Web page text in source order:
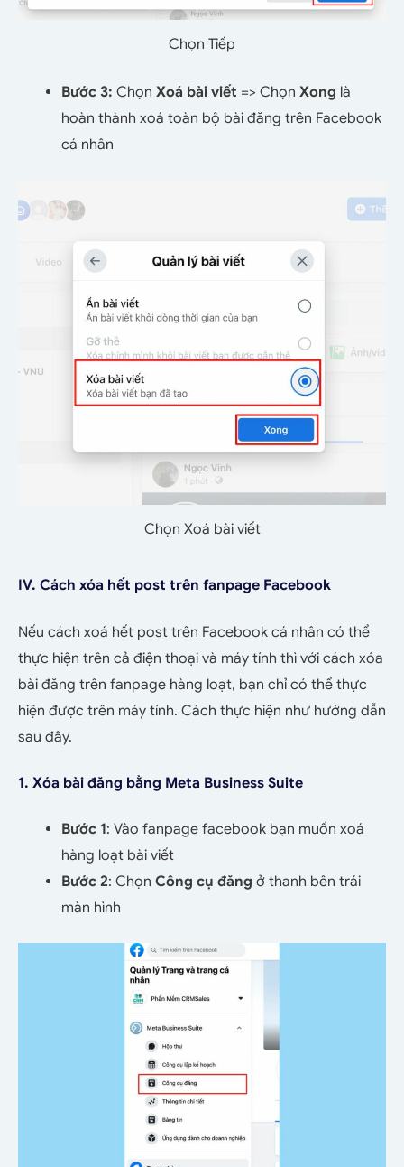
Chọn Tiếp
Bước 3: Chọn Xoá bài viết => Chọn Xong là
hoàn thành xoá toàn bộ bài đăng trên Facebook
cá nhân
Chọn Xoá bài viết
IV. Cách xóa hết post trên fanpage Facebook
Nếu cách xoá hết post trên Facebook cá nhân có thể
thực hiện trên cả điện thoại và máy tính thì với cách xóa
bài đăng trên fanpage hàng loạt, bạn chỉ có thể thực
hiện được trên máy tính. Cách thực hiện như hướng dẫn
sau đây.
1. Xóa bài đăng bằng Meta Business Suite
Bước 1: Vào fanpage facebook bạn muốn xoá
hàng loạt bài viết
Bước 2: Chọn Công cụ đăng ở thanh bên trái
màn hình